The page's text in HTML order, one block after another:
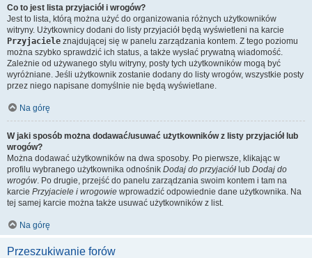
Co to jest lista przyjaciół i wrogów?
Jest to lista, którą można użyć do organizowania różnych użytkowników
witryny. Użytkownicy dodani do listy przyjaciół będą wyświetleni na karcie
Przyjaciele znajdującej się w panelu zarządzania kontem. Z tego poziomu
można szybko sprawdzić ich status, a także wysłać prywatną wiadomość.
Zależnie od używanego stylu witryny, posty tych użytkowników mogą być
wyróżniane. Jeśli użytkownik zostanie dodany do listy wrogów, wszystkie posty
przez niego napisane domyślnie nie będą wyświetlane.
Na górę
W jaki sposób można dodawać/usuwać użytkowników z listy przyjaciół lub
wrogów?
Można dodawać użytkowników na dwa sposoby. Po pierwsze, klikając w
profilu wybranego użytkownika odnośnik Dodaj do przyjaciół lub Dodaj do
wrogów. Po drugie, przejść do panelu zarządzania swoim kontem i tam na
karcie Przyjaciele i wrogowie wprowadzić odpowiednie dane użytkownika. Na
tej samej karcie można także usuwać użytkowników z list.
Na górę
Przeszukiwanie forów